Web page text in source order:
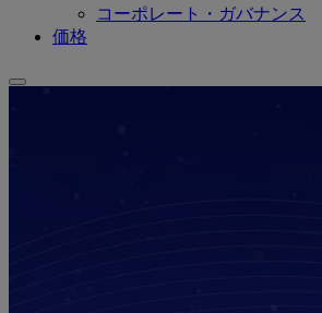
コーポレート・ガバナンス
価格